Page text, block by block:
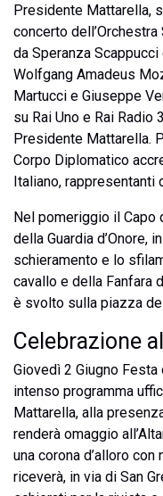
Presidente Mattarella,
concerto
da Speranza
Wolfgang Amadeus
Martucci e Giuseppe
su Rai Uno e Rai
Presidente Mattarella.
Corpo Diplomatico
Italiano,
Nel pomeriggio il
della Guardia d’Onore,
schieramento e lo
cavallo e della Fanfara
è svolto sulla piazza
Celebrazione
Giovedì 2 Giugno Festa
intenso programma
Mattarella, alla
renderà omaggio
una corona d’alloro
riceverà, in via di San